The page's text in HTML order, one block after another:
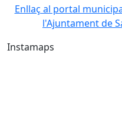
Enllaç al portal
l'Ajuntament de
Instamaps